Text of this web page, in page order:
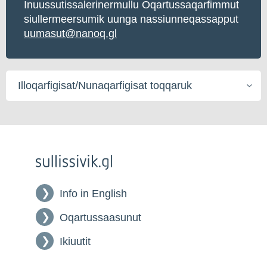
Inuussutissalerinermullu Oqartussaqarfimmut
siullermeersumik uunga nassiunneqassapput
uumasut@nanoq.gl
Illoqarfigisat/Nunaqarfigisat
toqqaruk
Info in English
Oqartussaasunut
Ikiuutit